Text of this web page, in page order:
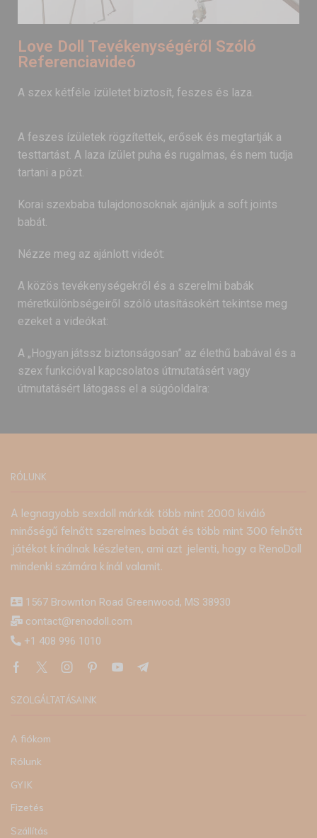
Love Doll Tevékenységéről Szóló
Referenciavideó
A szex kétféle ízületet biztosít, feszes és laza.
A feszes ízületek rögzítettek, erősek és megtartják a
testtartást. A laza ízület puha és rugalmas, és nem tudja
tartani a pózt.
Korai szexbaba tulajdonosoknak ajánljuk a soft joints
babát.
Nézze meg az ajánlott videót:
A közös tevékenységekről és a szerelmi babák
méretkülönbségeiről szóló utasításokért tekintse meg
ezeket a videókat:
A „Hogyan játssz biztonságosan” az élethű babával és a
szex funkcióval kapcsolatos útmutatásért vagy
útmutatásért látogass el a súgóoldalra:
RÓLUNK
A legnagyobb sexdoll márkák több mint 2000 kiváló
minőségű felnőtt szerelmes babát és több mint 300 felnőtt
játékot kínálnak készleten, ami azt jelenti, hogy a RenoDoll
mindenki számára kínál valamit.
1567 Brownton Road Greenwood, MS 38930
contact@renodoll.com
+1 408 996 1010
SZOLGÁLTATÁSAINK
A fiókom
Rólunk
GYIK
Fizetés
Szállítás